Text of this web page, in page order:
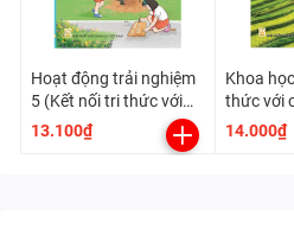
Hoạt động trải nghiệm
5 (Kết nối tri thức với
cuộc sống)
13.100₫
Khoa
thức với
14.000₫